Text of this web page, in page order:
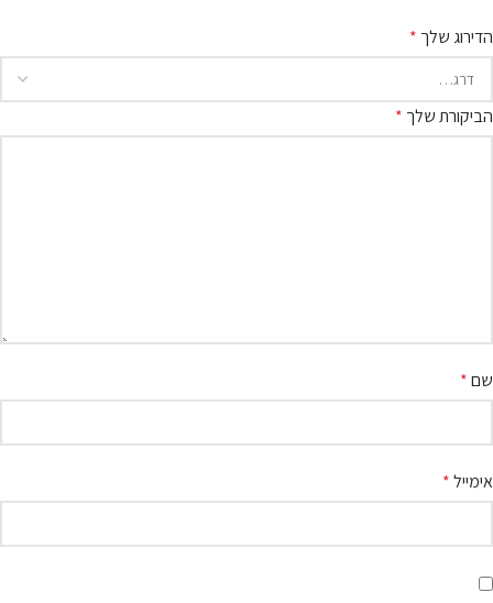
הדירוג שלך *
הביקורת שלך *
שם*
אימייל*